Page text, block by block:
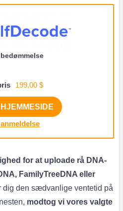
199,00 $
for at uploade rå DNA-
FamilyTreeDNA eller
dig den sædvanlige ventetid på
modtog vi vores valgte